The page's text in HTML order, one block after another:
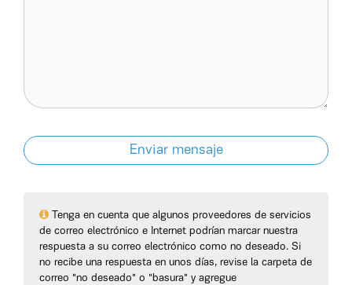
Tenga en cuenta que algunos proveedores de servicios
de correo electrónico e Internet podrían marcar nuestra
respuesta a su correo electrónico como no deseado. Si
no recibe una respuesta en unos días, revise la carpeta de
correo "no deseado" o "basura" y agregue